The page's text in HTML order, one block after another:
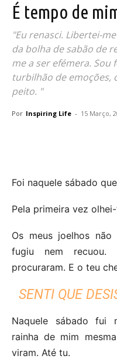
É tempo de
"Eu renasci. Libertei-
da bolha de sabão de
me a ser efémera. Sou
turbilhão de emoções,
peito. "
Por Inspiring Life - 15 Março,
Foi naquele sábado
Pela primeira vez
Os meus joelhos
fugiu nem
procuraram. E o teu
SENTI QUE
Naquele sábado fui
rainha de mim
viram. Até tu.